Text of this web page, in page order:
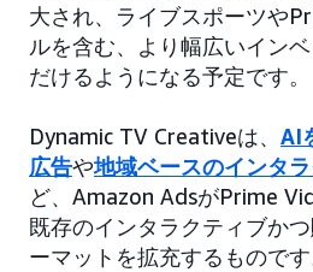
大され、ライブスポーツや
ルを含む、より幅広いイン
だけるようになる予定です。
Dynamic TV Creativeは、 AI
広告や地域ベースのインタ
ど、Amazon AdsがPrime
既存のインタラクティブか
ーマットを拡充するもので